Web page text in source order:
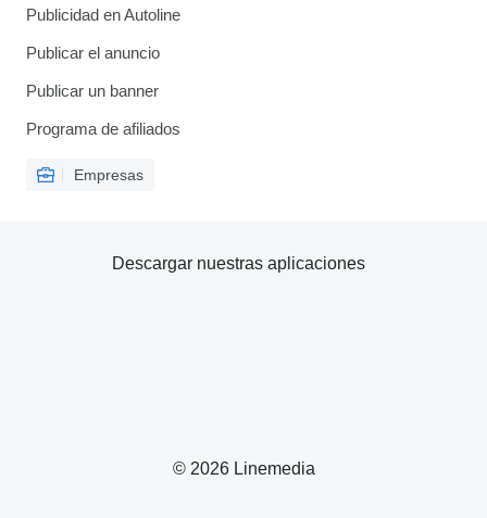
Publicidad en Autoline
Publicar el anuncio
Publicar un banner
Programa de afiliados
Empresas
© 2026 Linemedia
Descargar nuestras aplicaciones